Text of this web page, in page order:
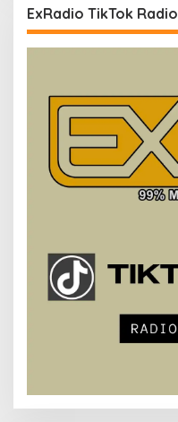
ExRadio TikTok Radio